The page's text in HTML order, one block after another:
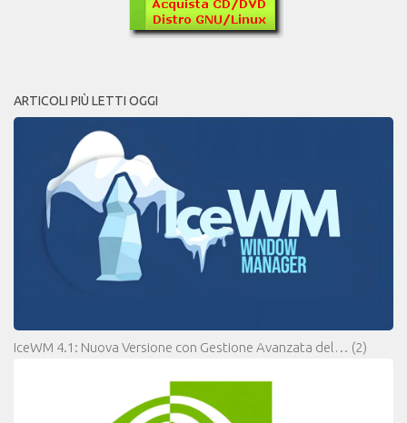
ARTICOLI PIÙ LETTI OGGI
IceWM 4.1: Nuova Versione con Gestione Avanzata del… (2)